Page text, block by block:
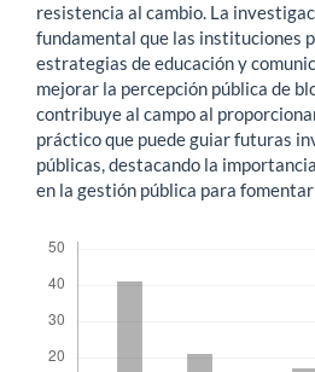
resistencia al cambio. La
fundamental que las instituciones
estrategias de educación y
mejorar la percepción pública de
contribuye al campo al
práctico que puede guiar futuras
públicas, destacando la
en la gestión pública para